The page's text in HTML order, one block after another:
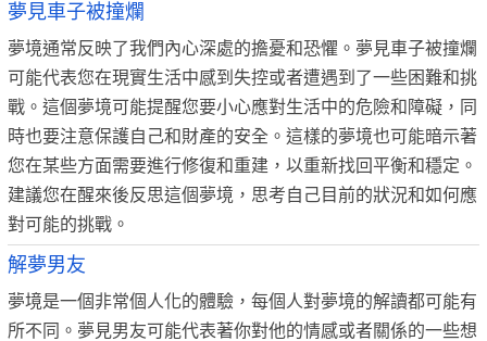
夢見車子被撞爛
夢境通常反映了我們內心深處的擔憂和恐懼。夢見車子被撞爛
可能代表您在現實生活中感到失控或者遭遇到了一些困難和挑
戰。這個夢境可能提醒您要小心應對生活中的危險和障礙，同
時也要注意保護自己和財產的安全。這樣的夢境也可能暗示著
您在某些方面需要進行修復和重建，以重新找回平衡和穩定。
建議您在醒來後反思這個夢境，思考自己目前的狀況和如何應
對可能的挑戰。
解夢男友
夢境是一個非常個人化的體驗，每個人對夢境的解讀都可能有
所不同。夢見男友可能代表著你對他的情感或者關係的一些想